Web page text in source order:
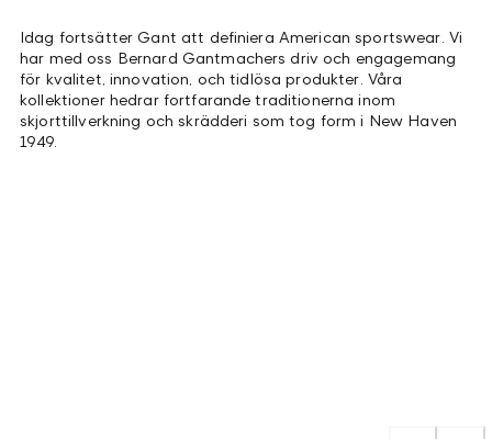
Idag fortsätter Gant att definiera American sportswear. Vi
har med oss Bernard Gantmachers driv och engagemang
för kvalitet, innovation, och tidlösa produkter. Våra
kollektioner hedrar fortfarande traditionerna inom
skjorttillverkning och skrädderi som tog form i New Haven
1949.